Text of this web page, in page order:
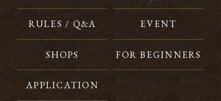
RULES / Q&A EVENT
SHOPS FOR BEGINNERS
APPLICATION